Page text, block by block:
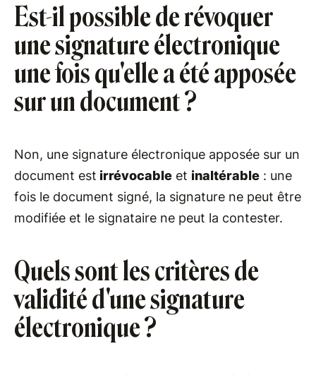
Est-il possible de révoquer
une signature électronique
une fois qu'elle a été apposée
sur un document ?
Non, une signature électronique apposée sur un
document est irrévocable et inaltérable : une
fois le document signé, la signature ne peut être
modifiée et le signataire ne peut la contester.
Quels sont les critères de
validité d'une signature
électronique ?